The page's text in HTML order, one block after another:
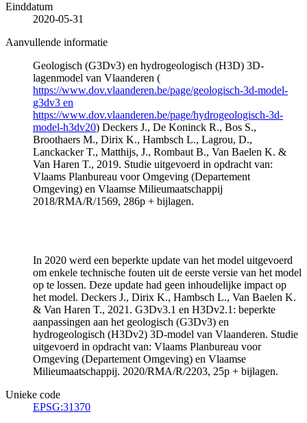
Einddatum
2020-05-31
Aanvullende informatie
Geologisch (G3Dv3) en hydrogeologisch (H3D) 3D-
lagenmodel van Vlaanderen (
https://www.dov.vlaanderen.be/page/geologisch-3d-model-
g3dv3 en
https://www.dov.vlaanderen.be/page/hydrogeologisch-3d-
model-h3dv20) Deckers J., De Koninck R., Bos S.,
Broothaers M., Dirix K., Hambsch L., Lagrou, D.,
Lanckacker T., Matthijs, J., Rombaut B., Van Baelen K. &
Van Haren T., 2019. Studie uitgevoerd in opdracht van:
Vlaams Planbureau voor Omgeving (Departement
Omgeving) en Vlaamse Milieumaatschappij
2018/RMA/R/1569, 286p + bijlagen.
In 2020 werd een beperkte update van het model uitgevoerd
om enkele technische fouten uit de eerste versie van het model
op te lossen. Deze update had geen inhoudelijke impact op
het model. Deckers J., Dirix K., Hambsch L., Van Baelen K.
& Van Haren T., 2021. G3Dv3.1 en H3Dv2.1: beperkte
aanpassingen aan het geologisch (G3Dv3) en
hydrogeologisch (H3Dv2) 3D-model van Vlaanderen. Studie
uitgevoerd in opdracht van: Vlaams Planbureau voor
Omgeving (Departement Omgeving) en Vlaamse
Milieumaatschappij. 2020/RMA/R/2203, 25p + bijlagen.
Unieke code
EPSG:31370